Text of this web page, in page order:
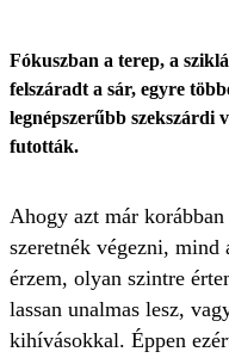
Fókuszban a terep, a
felszáradt a sár, egyre
legnépszerűbb szekszárdi
futották.
Ahogy azt már
szeretnék végezni,
érzem, olyan szintre
lassan unalmas lesz,
kihívásokkal. Éppen